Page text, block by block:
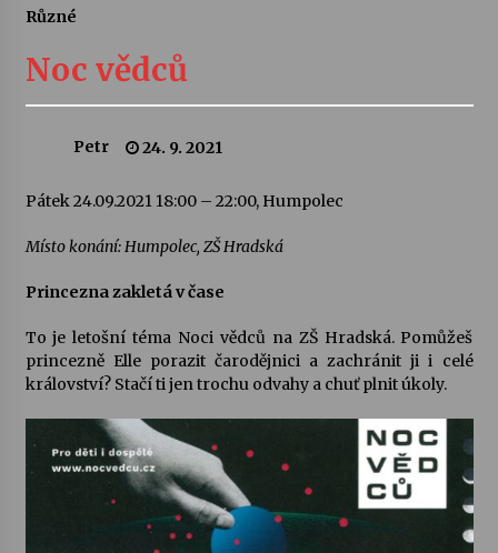
Sukuba Ensemble
4. 8. 2026
Vernisáž výstavy Josefíny Duškové: Stávám se
kapkou
Veselí muzikanti
Pozvánka na integrační festival Quijotova
šedesátka: 28. 7.–1. 8. 2026
28. 7. 2026
Letní koncerty ve Stromovce: Kolchoz a
Jenakaši
28. 7. 2026
Votavžatský ploty
Různé
Noc vědců
Petr 24. 9. 2021
Pátek 24.09.2021 18:00 – 22:00, Humpolec
Místo konání: Humpolec, ZŠ Hradská
Princezna zakletá v čase
To je letošní téma Noci vědců na ZŠ Hradská. Pomůžeš
princezně Elle porazit čarodějnici a zachránit ji i celé
království? Stačí ti jen trochu odvahy a chuť plnit úkoly.